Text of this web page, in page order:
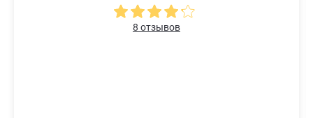
8 отзывов